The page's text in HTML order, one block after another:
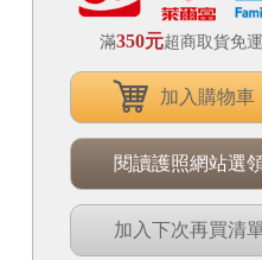
滿350元超商取貨免
加入購物車
閱讀護照網站選
加入下次再買清